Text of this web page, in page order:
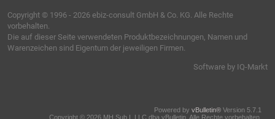
Copyright © 1996 - 2026 ebiz-consult GmbH & Co. KG. Alle Rechte
vorbehalten.
Die auf dieser Seite verwendeten Produktbezeichnungen, Namen und
Warenzeichen sind Eigentum der jeweiligen Firmen.
Software by IQ-Markt
Powered by vBulletin® Version 5.7.1
Copyright © 2026 MH Sub I, LLC dba vBulletin. Alle Rechte vorbehalten.